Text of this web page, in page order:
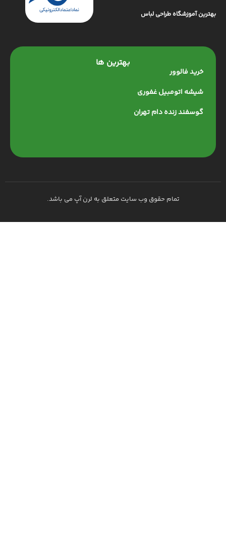
آموزشگاه طراحی لباس
بهترین ها
خرید فالوور
شیشه اتومبیل غفوری
گوسفند زنده دام تهران
تمام حقوق وب سایت متعلق به لرن آپ می باشد.